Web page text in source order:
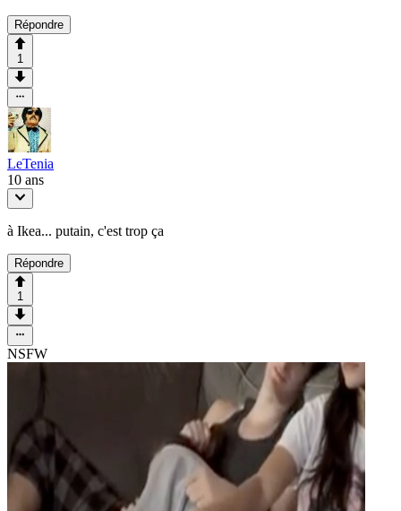
Répondre
1
LeTenia
10 ans
à Ikea... putain, c'est trop ça
Répondre
1
NSFW